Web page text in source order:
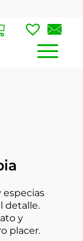
especias
detalle.
y
placer.